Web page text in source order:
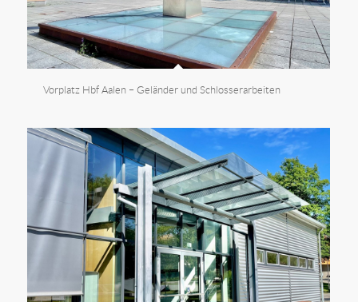
Vorplatz Hbf Aalen – Geländer und Schlosserarbeiten